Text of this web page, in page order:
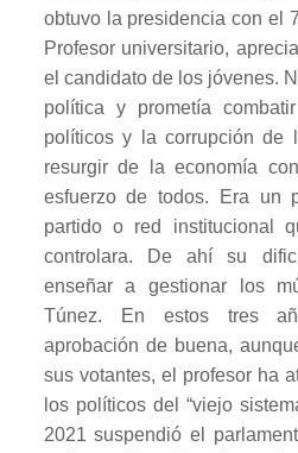
obtuvo la presidencia con el
Profesor universitario,
el candidato de los jóvenes.
política y prometía
políticos y la corrupción de
resurgir de la economía
esfuerzo de todos. Era un
partido o red institucional
controlara. De ahí su
enseñar a gestionar los
Túnez. En estos tres
aprobación de buena,
sus votantes, el profesor ha
los políticos del “viejo
2021 suspendió el